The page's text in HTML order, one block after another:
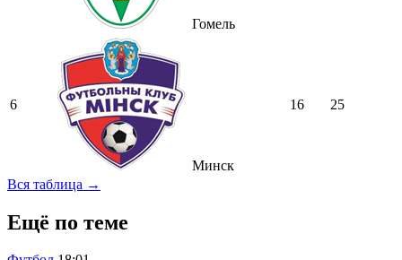
Гомель
6
Минск
16 25
Вся таблица →
Ещё по теме